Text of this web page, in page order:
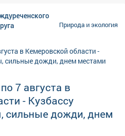
воздуха резко
охлаждения организма у
облегчения после осадков
Напомним,
теплее нормы ,
Природа и экология
7 августа в
- Кузбассу
сильные дожди, днем